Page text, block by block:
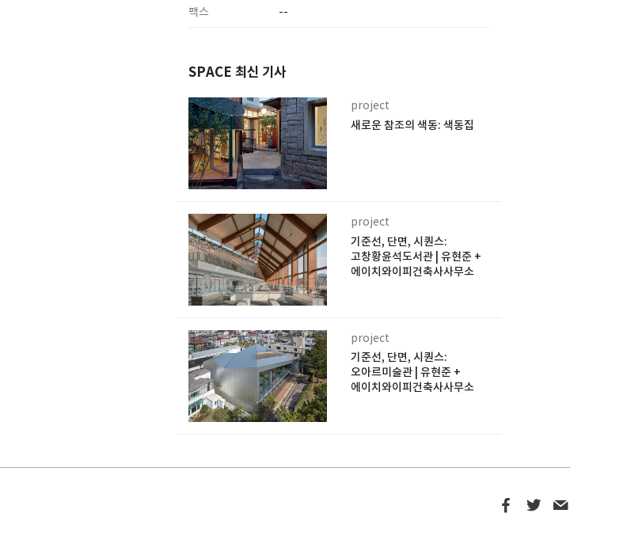
팩스 --
SPACE 최신 기사
project
새로운 참조의 색동: 색동집
project
기준선, 단면, 시퀀스:
고창황윤석도서관 | 유현준 +
에이치와이피건축사사무소
project
기준선, 단면, 시퀀스:
오아르미술관 | 유현준 +
에이치와이피건축사사무소